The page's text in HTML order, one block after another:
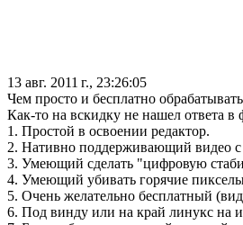
13 авг. 2011 г., 23:26:05
Чем просто и бесплатно
Как-то на вскидку не нашел ответа в
1. Простой в освоении редактор.
2. Нативно поддерживающий видео с
3. Умеющий сделать "цифровую
4. Умеющий убивать горячие
5. Очень желательно бесплатный
6. Под винду или на край линукс на